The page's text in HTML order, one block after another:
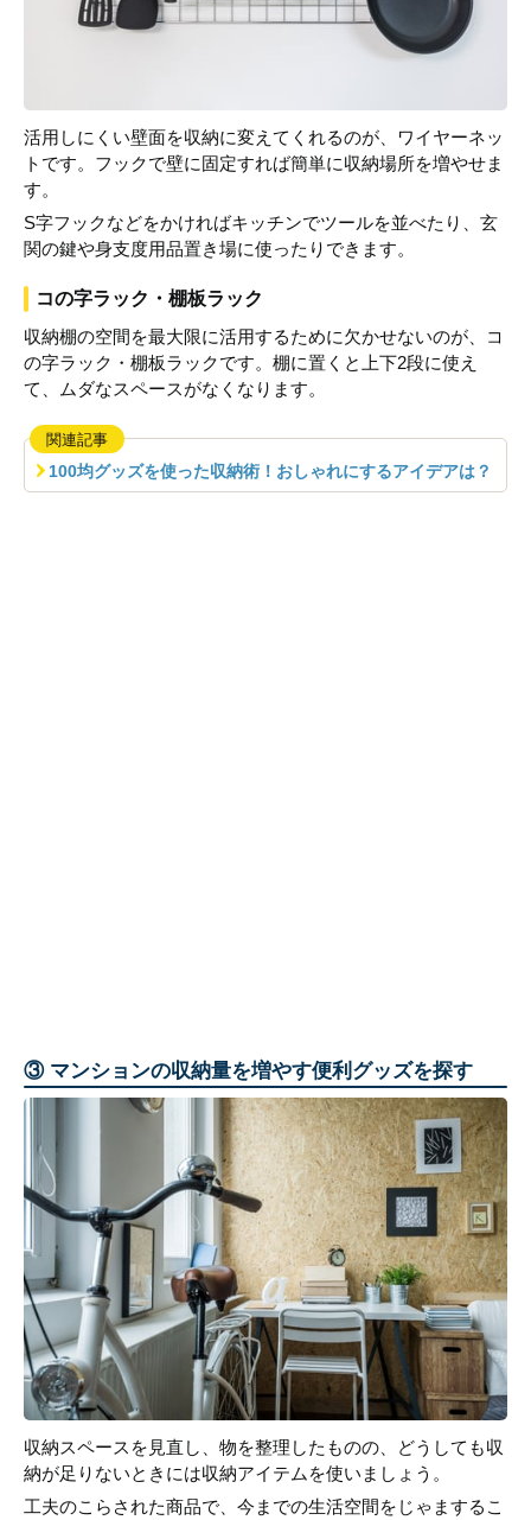
活用しにくい壁面を収納に変えてくれるのが、ワイヤーネッ
トです。フックで壁に固定すれば簡単に収納場所を増やせま
す。
S字フックなどをかければキッチンでツールを並べたり、玄
関の鍵や身支度用品置き場に使ったりできます。
コの字ラック・棚板ラック
収納棚の空間を最大限に活用するために欠かせないのが、コ
の字ラック・棚板ラックです。棚に置くと上下2段に使え
て、ムダなスペースがなくなります。
関連記事
100均グッズを使った収納術！おしゃれにするアイデアは？
③ マンションの収納量を増やす便利グッズを探す
収納スペースを見直し、物を整理したものの、どうしても収
納が足りないときには収納アイテムを使いましょう。
工夫のこらされた商品で、今までの生活空間をじゃまするこ